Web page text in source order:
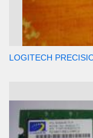
LOGITECH